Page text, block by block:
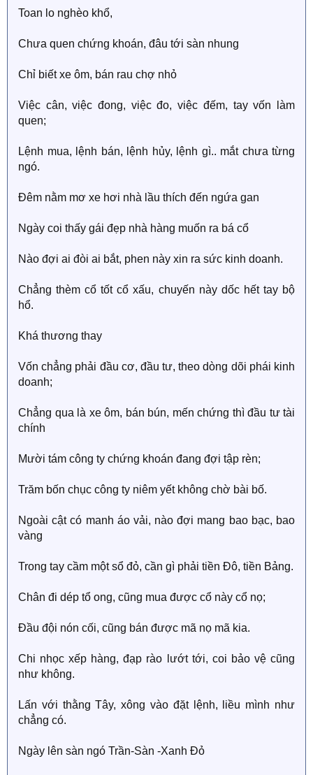
Toan lo nghèo khổ,
Chưa quen chứng khoán, đâu tới sàn nhung
Chỉ biết xe ôm, bán rau chợ nhỏ
Việc cân, việc đong, việc đo, việc đếm, tay vốn làm
quen;
Lệnh mua, lệnh bán, lệnh hủy, lệnh gì.. mắt chưa từng
ngó.
Đêm nằm mơ xe hơi nhà lầu thích đến ngứa gan
Ngày coi thấy gái đẹp nhà hàng muốn ra bá cổ
Nào đợi ai đòi ai bắt, phen này xin ra sức kinh doanh.
Chẳng thèm cổ tốt cổ xấu, chuyến này dốc hết tay bộ
hổ.
Khá thương thay
Vốn chẳng phải đầu cơ, đầu tư, theo dòng dõi phái kinh
doanh;
Chẳng qua là xe ôm, bán bún, mến chứng thì đầu tư tài
chính
Mười tám công ty chứng khoán đang đợi tập rèn;
Trăm bốn chục công ty niêm yết không chờ bài bố.
Ngoài cật có manh áo vải, nào đợi mang bao bạc, bao
vàng
Trong tay cầm một sổ đỏ, cần gì phải tiền Đô, tiền Bảng.
Chân đi dép tổ ong, cũng mua được cổ này cổ nọ;
Đầu đội nón cối, cũng bán được mã nọ mã kia.
Chi nhọc xếp hàng, đạp rào lướt tới, coi bảo vệ cũng
như không.
Lấn với thằng Tây, xông vào đặt lệnh, liều mình như
chẳng có.
Ngày lên sàn ngó Trần-Sàn -Xanh Đỏ